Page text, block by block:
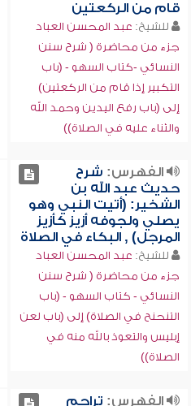
قام من الركعتين
للشيخ: عبد المحسن العباد
جزء من محاضرة ( شرح سنن
النسائي -كتاب السهو - (باب
التكبير إذا قام من الركعتين)
إلى (باب رفع اليدين وحمد الله
والثناء عليه في الصلاة))
الفهرس: شرح
حديث عبد الله بن
الشخير: (أتيت النبي وهو
يصلي ولجوفه أزيز كأزيز
المرجل) , البكاء في الصلاة
للشيخ: عبد المحسن العباد
جزء من محاضرة ( شرح سنن
النسائي - كتاب السهو - (باب
التنحنح في الصلاة) إلى (باب لعن
إبليس والتعوذ بالله منه في
الصلاة))
الفهرس: تراجم